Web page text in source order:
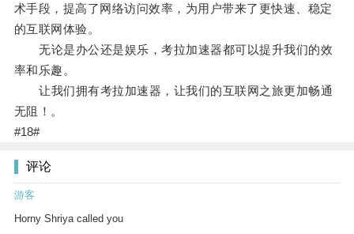
术手段，提高了网络访问效率，为用户带来了更快速、稳定
的互联网体验。
无论是办公还是娱乐，考拉加速器都可以提升我们的效
率和乐趣。
让我们拥有考拉加速器，让我们的互联网之旅更加畅通
无阻！。
#18#
评论
游客
Horny Shriya called you